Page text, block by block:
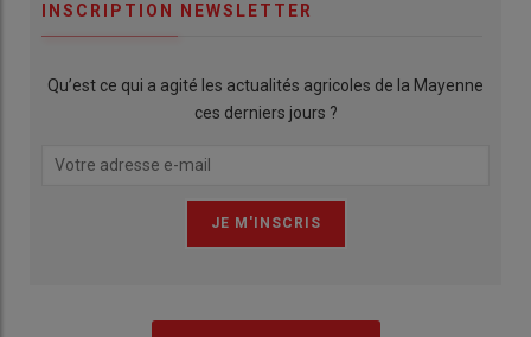
INSCRIPTION NEWSLETTER
Qu’est ce qui a agité les actualités agricoles de la Mayenne
ces derniers jours ?